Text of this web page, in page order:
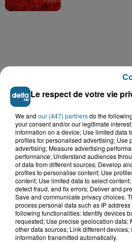
LE TOP DE
Le respect de votre vie
We and our (447) partnersdo the
your consent and/or our legitimate
information on a device; Use limited data
profiles for personalised advertising; Use
advertising; Measure advertising
performance; Understand audiences
of data from different sources; Develop
profiles to personalise content; Use
content; Use limited data to select
detect fraud, and fix errors; Deliver and
Save and communicate privacy choices.
process personal data such as IP
following functionalities: Identify devices
requested; Use precise geolocation data;
other data sources; Link different
information transmitted automatically.